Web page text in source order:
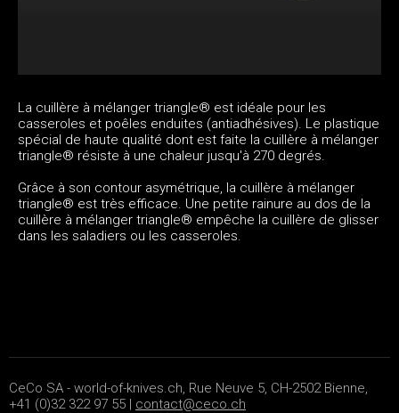
La cuillère à mélanger triangle® est idéale pour les
casseroles et poêles enduites (antiadhésives). Le plastique
spécial de haute qualité dont est faite la cuillère à mélanger
triangle® résiste à une chaleur jusqu'à 270 degrés.
Grâce à son contour asymétrique, la cuillère à mélanger
triangle® est très efficace. Une petite rainure au dos de la
cuillère à mélanger triangle® empêche la cuillère de glisser
dans les saladiers ou les casseroles.
CeCo SA - world-of-knives.ch, Rue Neuve 5, CH-2502 Bienne,
+41 (0)32 322 97 55 | contact@ceco.ch